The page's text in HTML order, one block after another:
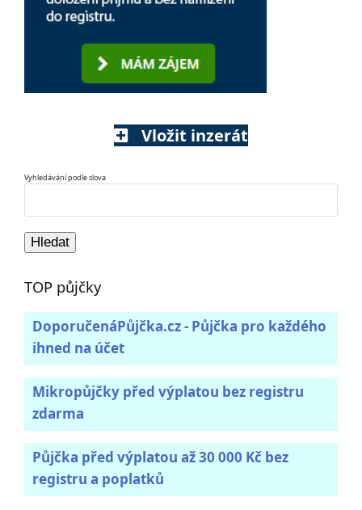
Vložit inzerát
Vyhledávání podle slova
TOP půjčky
DoporučenáPůjčka.cz - Půjčka pro každého
ihned na účet
Mikropůjčky před výplatou bez registru
zdarma
Půjčka před výplatou až 30 000 Kč bez
registru a poplatků